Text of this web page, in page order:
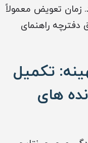
تعویض معمولاً
یا طبق دفترچه راهنمای
تکمیل
های